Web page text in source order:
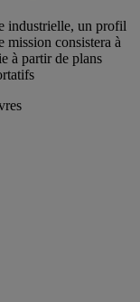
industrielle, un profil
mission consistera à
à partir de plans